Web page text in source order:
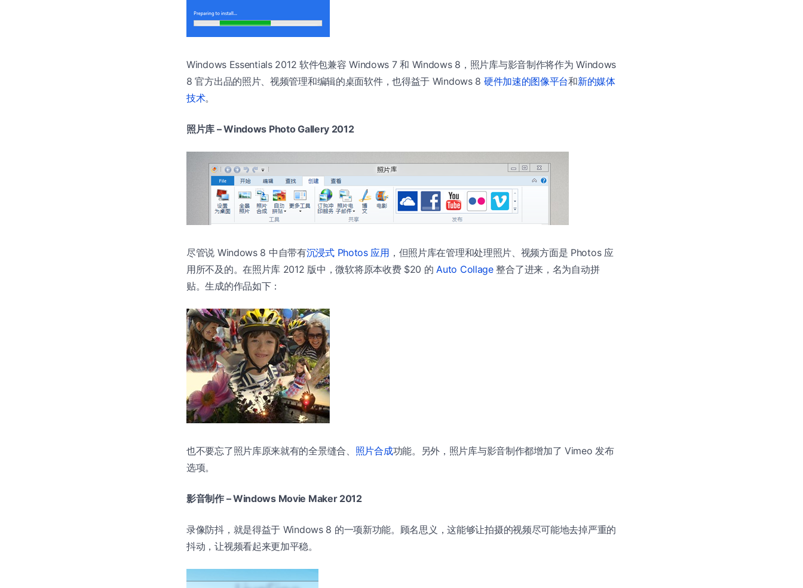
Windows Essentials 2012 软件包兼容 Windows 7 和 Windows 8，照片库与影音制作将作为 Windows
8 官方出品的照片、视频管理和编辑的桌面软件，也得益于 Windows 8 硬件加速的图像平台和新的媒体
技术。
照片库 – Windows Photo Gallery 2012
尽管说 Windows 8 中自带有沉浸式 Photos 应用 ，但照片库在管理和处理照片、视频方面是 Photos 应
用所不及的。在照片库 2012 版中，微软将原本收费 $20 的 Auto Collage整合了进来，名为自动拼
贴。生成的作品如下：
也不要忘了照片库原来就有的全景缝合、 照片合成功能。另外，照片库与影音制作都增加了 Vimeo 发布
选项。
影音制作 – Windows Movie Maker 2012
录像防抖，就是得益于 Windows 8 的一项新功能。顾名思义，这能够让拍摄的视频尽可能地去掉严重的
抖动，让视频看起来更加平稳。